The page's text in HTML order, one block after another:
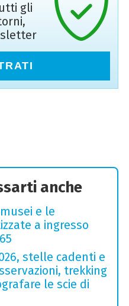
gli
anche
e le
a ingresso
stelle cadenti e
trekking
le scie di